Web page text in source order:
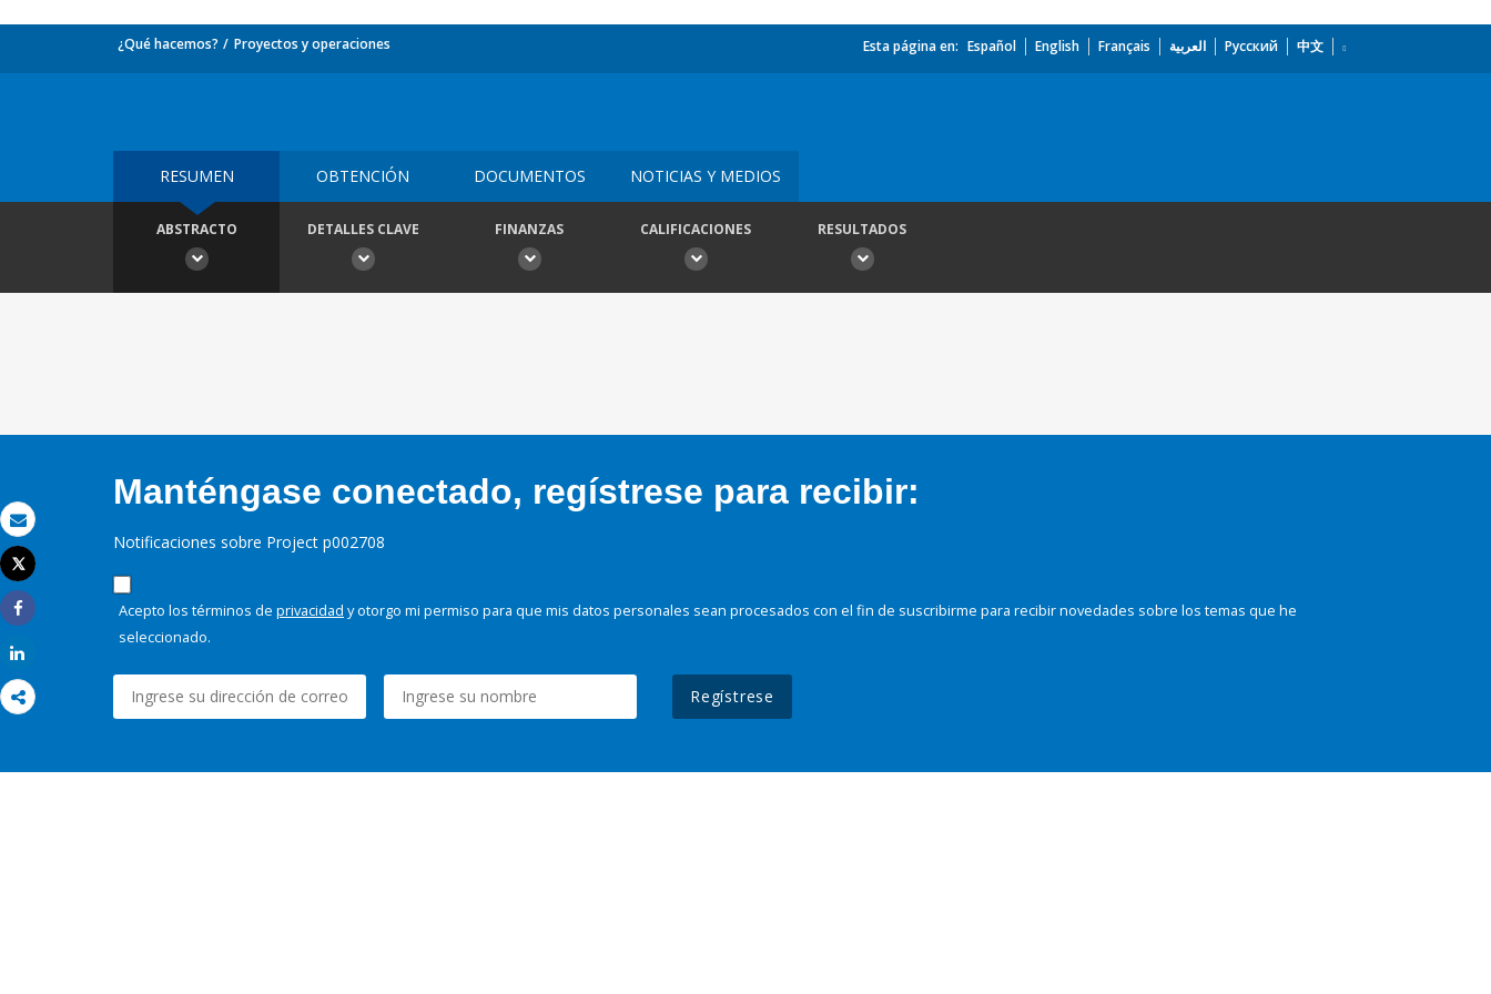
Correo electrónico
Imprimir
Tweet
Share
¿Qué hacemos? Proyectos y operaciones Esta página en: Español English Français العربية Русский 中文
RESUMEN OBTENCIÓN DOCUMENTOS NOTICIAS Y MEDIOS
ABSTRACTO DETALLES CLAVE FINANZAS CALIFICACIONES RESULTADOS
Manténgase conectado, regístrese para recibir:
Notificaciones sobre Project p002708
Acepto los términos de privacidad y otorgo mi permiso para que mis datos personales sean procesados con el fin de suscribirme para recibir novedades sobre los temas que he
seleccionado.
Regístrese